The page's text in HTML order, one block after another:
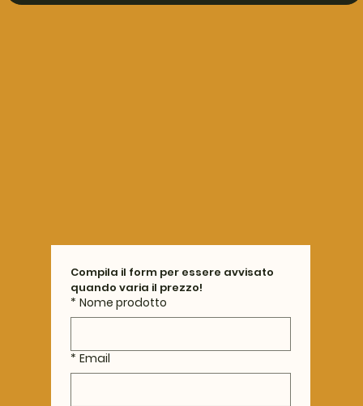
Compila il form per essere avvisato
quando varia il prezzo!
* Nome prodotto
* Email